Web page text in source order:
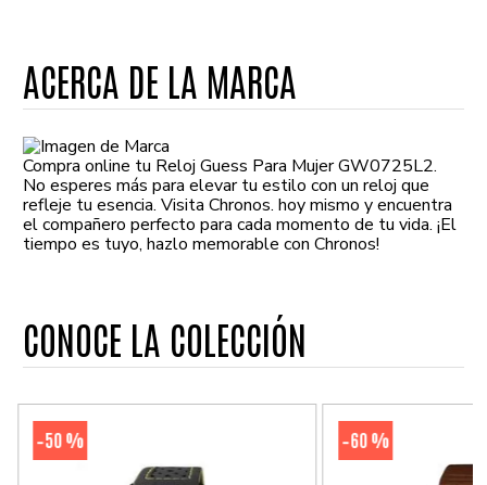
ACERCA DE LA MARCA
Compra online tu Reloj Guess Para Mujer GW0725L2.
No esperes más para elevar tu estilo con un reloj que
refleje tu esencia. Visita Chronos. hoy mismo y encuentra
el compañero perfecto para cada momento de tu vida. ¡El
tiempo es tuyo, hazlo memorable con Chronos!
CONOCE LA COLECCIÓN
-50 % -60 %